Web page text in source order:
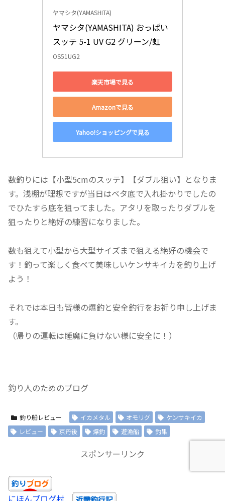
ヤマシタ(YAMASHITA)
ヤマシタ(YAMASHITA) おっぱい
スッテ 5-1 UV G2 グリーン/虹
OS51UG2
楽天市場で見る
Amazonで見る
Yahoo!ショッピングで見る
数釣りには【小型5cmのスッテ】【ダブル狙い】となりま
す。浅棚が理想ですが当日はベタ底で入れ掛かりでしたの
でひたすら底を狙ってました。アタリを取ったりダブルを
狙ったりと絶好の練習になりました。
数も狙えて小型から大型サイズまで狙える絶好の機会で
す！釣って楽しく食べて美味しいケンサキイカを釣り上げ
よう！
それでは本日も皆様の爆釣と安全釣行をお祈り申し上げま
す。
（帰りの運転は睡魔に負けない様に安全に！）
釣り人のためのブログ
釣り船レビュー イカメタル オモリグ
ケンサキイカ
レビュー
京丹後 爆釣 遊漁船 釣果
スポンサーリンク
にほんブログ村